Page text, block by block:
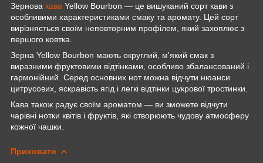
Зернова кава Yellow Bourbon — це вишуканий сорт кави з
особливими характеристиками смаку та аромату. Цей сорт
вирізняється своїм неповторним профілем, який захоплює з
першого ковтка.
Зерна Yellow Bourbon мають округлий, м'який смак з
виразними фруктовими відтінками, особливо збалансований і
гармонійний. Серед основних нот можна відчути нюанси
цитрусових, яскравість ягід і легкі відтінки цукрової тростинки.
Кава також радує своїм ароматом — ви зможете відчути
чарівні нотки квітів і фруктів, які створюють чудову атмосферу
кожної чашки.
Приховати